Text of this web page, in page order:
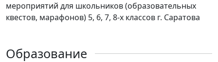
мероприятий для школьников (образовательных
квестов, марафонов) 5, 6, 7, 8-х классов г. Саратова
Образование